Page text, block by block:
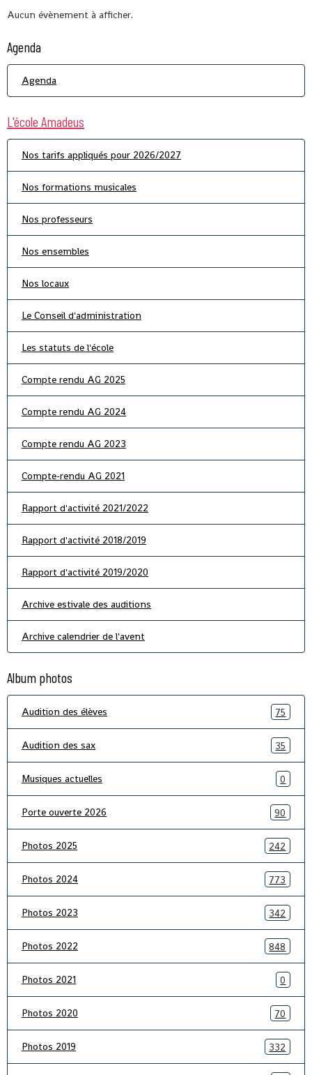
Aucun évènement à afficher.
Agenda
Agenda
L'école Amadeus
Nos tarifs appliqués pour 2026/2027
Nos formations musicales
Nos professeurs
Nos ensembles
Nos locaux
Le Conseil d'administration
Les statuts de l'école
Compte rendu AG 2025
Compte rendu AG 2024
Compte rendu AG 2023
Compte-rendu AG 2021
Rapport d'activité 2021/2022
Rapport d'activité 2018/2019
Rapport d'activité 2019/2020
Archive estivale des auditions
Archive calendrier de l'avent
Album photos
Audition des élèves 75
Audition des sax 35
Musiques actuelles 0
Porte ouverte 2026 90
Photos 2025 242
Photos 2024 773
Photos 2023 342
Photos 2022 848
Photos 2021 0
Photos 2020 70
Photos 2019 332